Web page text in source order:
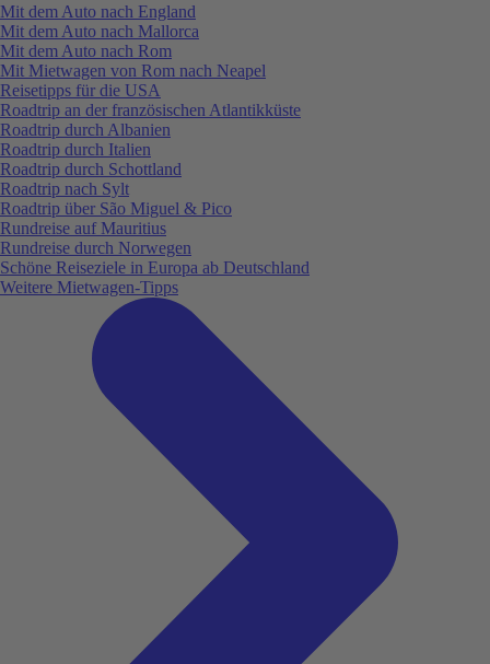
Mit dem Auto nach England
Mit dem Auto nach Mallorca
Mit dem Auto nach Rom
Mit Mietwagen von Rom nach Neapel
Reisetipps für die USA
Roadtrip an der französischen Atlantikküste
Roadtrip durch Albanien
Roadtrip durch Italien
Roadtrip durch Schottland
Roadtrip nach Sylt
Roadtrip über São Miguel & Pico
Rundreise auf Mauritius
Rundreise durch Norwegen
Schöne Reiseziele in Europa ab Deutschland
Weitere Mietwagen-Tipps